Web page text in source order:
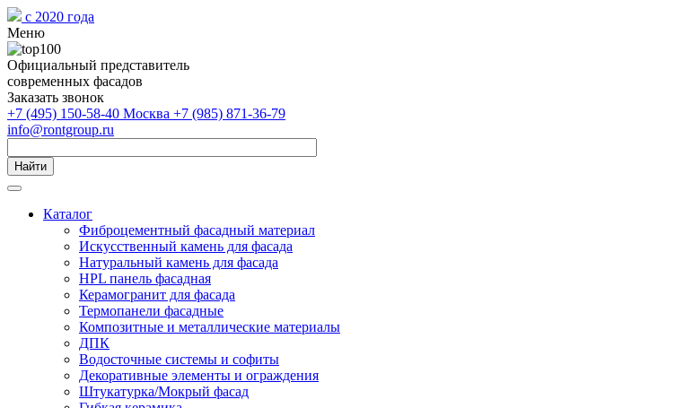
с 2020 года
Меню
Официальный представитель
современных фасадов
Заказать звонок
+7 (495) 150-58-40 Москва +7 (985) 871-36-79
info@rontgroup.ru
Найти
Каталог
Фиброцементный фасадный материал
Искусственный камень для фасада
Натуральный камень для фасада
HPL панель фасадная
Керамогранит для фасада
Термопанели фасадные
Композитные и металлические материалы
ДПК
Водосточные системы и софиты
Декоративные элементы и ограждения
Штукатурка/Мокрый фасад